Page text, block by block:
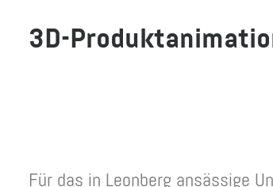
3D-
Für das in Leonberg ansässige